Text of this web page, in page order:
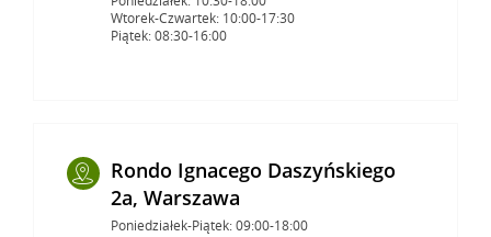
Wtorek-Czwartek: 10:00-17:30
Piątek: 08:30-16:00
Rondo Ignacego Daszyńskiego
2a, Warszawa
Poniedziałek-Piątek: 09:00-18:00